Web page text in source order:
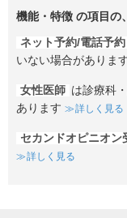
機能・特徴 の項目の、
ネット予約/電話予約
いない場合がありま
女性医師 は診療科
あります
詳しく見る
セカンドオピニオン
詳しく見る